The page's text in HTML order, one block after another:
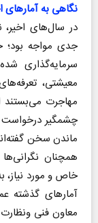
نگاهی به
در سال‌های
جدی مواجه
سرمایه‌گذاری
معیشتی،
مهاجرت می‌بستند
چشمگیر درخواست
ماندن سخن
همچنان
خاص و مورد
آمارهای گذشته
معاون فنی